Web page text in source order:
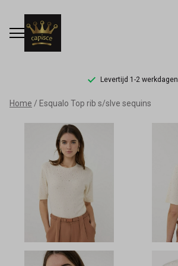
Levertijd 1-2 werkdagen
Esqualo
Top
s/slve
sequins
Capisce
Home Esqualo Top rib s/slve sequins